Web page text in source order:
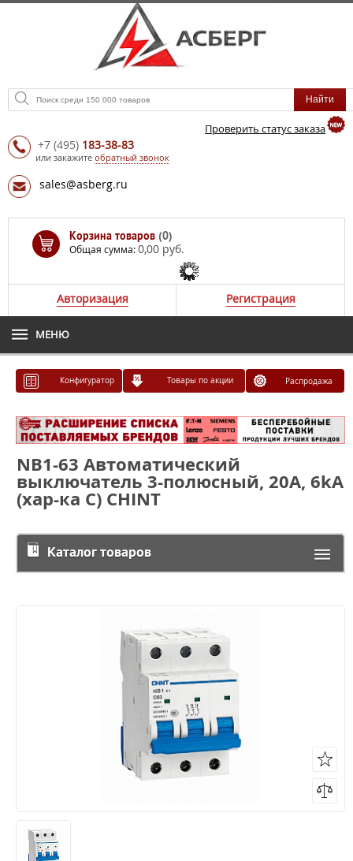
Проверить статус заказа
+7 (495) 183-38-83
или закажите обратный звонок
sales@asberg.ru
Корзина товаров (0)
Общая сумма:0,00 руб.
Авторизация Регистрация
МЕНЮ
Конфигуратор Товары по акции Распродажа
NB1-63 Автоматический
выключатель 3-полюсный, 20A, 6kA
(хар-ка C) CHINT
Каталог товаров